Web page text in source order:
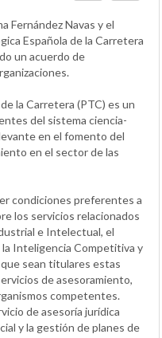
Fernández Navas y el
Española de la Carretera
un acuerdo de
la Carretera (PTC) es un
del sistema ciencia-
en el fomento del
en el sector de las
condiciones preferentes a
los servicios relacionados
e Intelectual, el
Inteligencia Competitiva y
sean titulares estas
de asesoramiento,
competentes.
de asesoría jurídica
y la gestión de planes de